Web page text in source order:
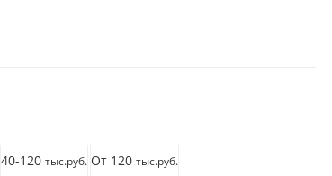
40-120 тыс.руб. От 120 тыс.руб.